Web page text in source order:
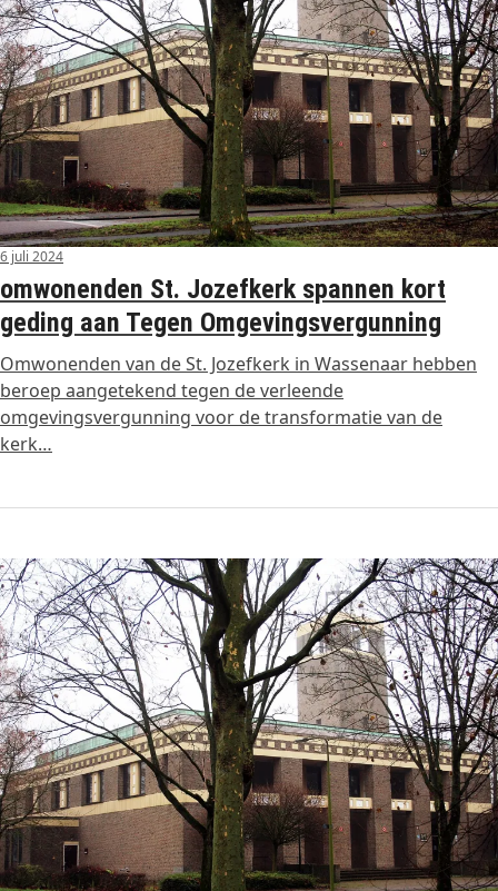
6 juli 2024
omwonenden St. Jozefkerk spannen kort
geding aan Tegen Omgevingsvergunning
Omwonenden van de St. Jozefkerk in Wassenaar hebben
beroep aangetekend tegen de verleende
omgevingsvergunning voor de transformatie van de
kerk…